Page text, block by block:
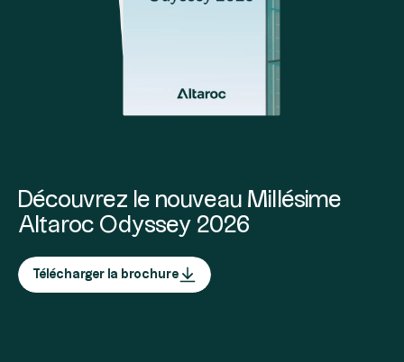
Découvrez le nouveau Millésime
Altaroc Odyssey 2026
Télécharger la brochure